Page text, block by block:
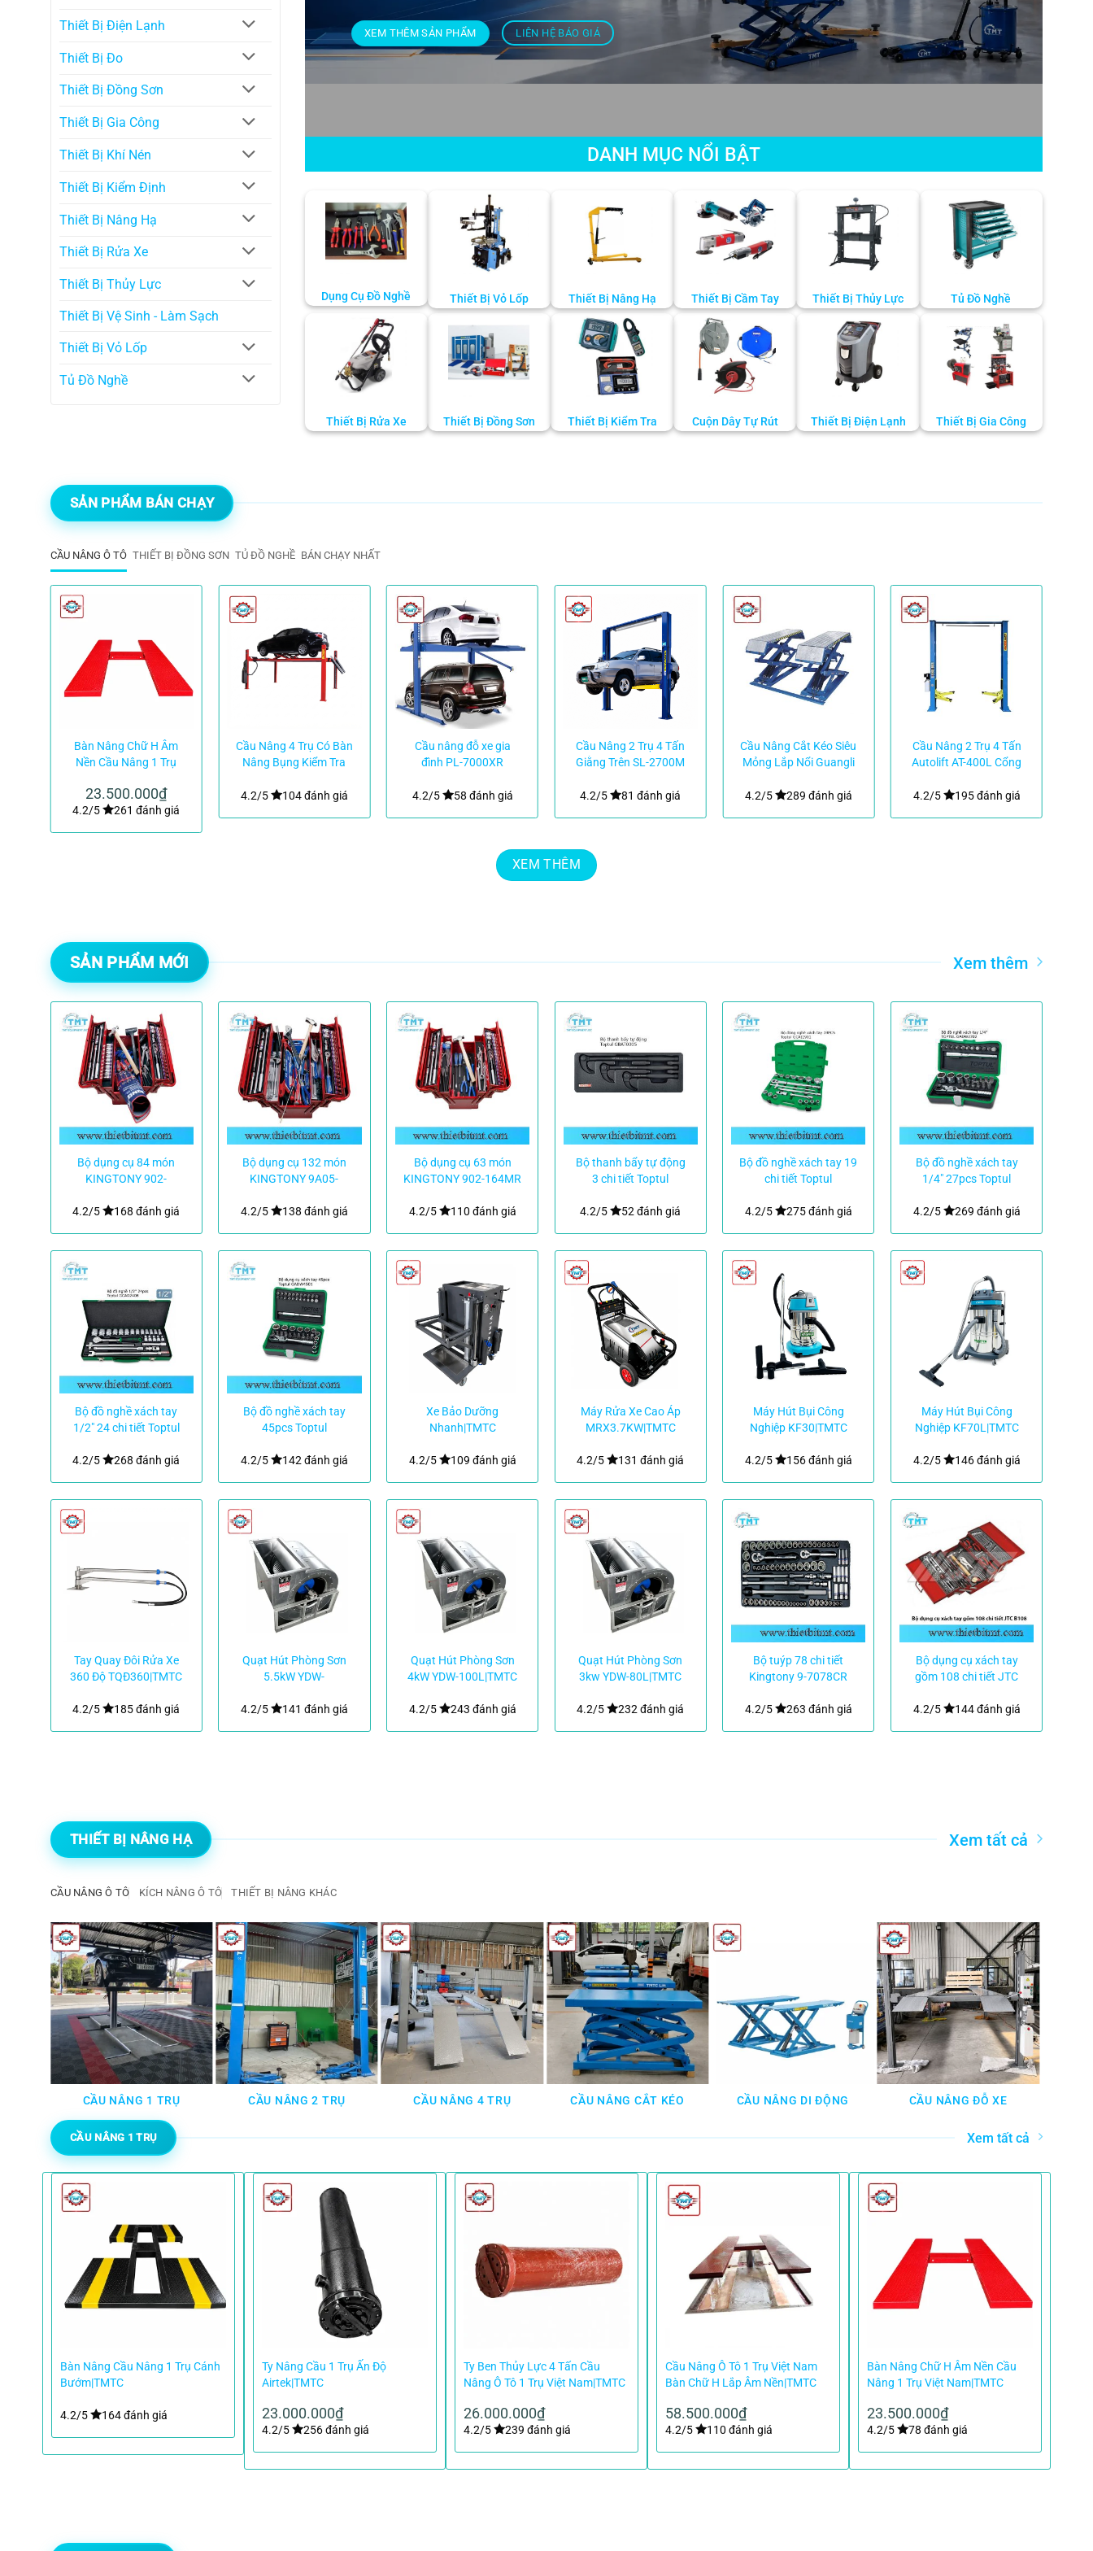
Thiết Bị Điện Lạnh
Thiết Bị Đo
Thiết Bị Đồng Sơn
Thiết Bị Gia Công
Thiết Bị Khí Nén
Thiết Bị Kiểm Định
Thiết Bị Nâng Hạ
Thiết Bị Rửa Xe
Thiết Bị Thủy Lực
Thiết Bị Vệ Sinh - Làm Sạch
Thiết Bị Vỏ Lốp
Tủ Đồ Nghề
XEM THÊM SẢN PHẨM LIÊN HỆ BÁO GIÁ
DANH MỤC NỔI BẬT
Dụng Cụ Đồ Nghề Thiết Bị Vỏ Lốp Thiết Bị Nâng Hạ Thiết Bị Cầm Tay Thiết Bị Thủy Lực Tủ Đồ Nghề
Thiết Bị Rửa Xe Thiết Bị Đồng Sơn Thiết Bị Kiểm Tra Cuộn Dây Tự Rút Thiết Bị Điện Lạnh Thiết Bị Gia Công
SẢN PHẨM BÁN CHẠY
CẦU NÂNG Ô TÔ THIẾT BỊ ĐỒNG SƠN TỦ ĐỒ NGHỀ BÁN CHẠY NHẤT
Bàn Nâng Chữ H Âm
Nền Cầu Nâng 1 Trụ
23.500.000₫
4.2/5 261 đánh giá
Cầu Nâng 4 Trụ Có Bàn
Nâng Bụng Kiểm Tra
LT
4.2/5 104 đánh giá
Cầu nâng đỗ xe gia
đình PL-7000XR
4.2/5 58 đánh giá
Cầu Nâng 2 Trụ 4 Tấn
Giằng Trên SL-2700M
4.2/5
81 đánh giá
Cầu Nâng Cắt Kéo Siêu
Mỏng Lắp Nổi Guangli
4.2/5
289 đánh giá
Cầu Nâng 2 Trụ 4 Tấn
Autolift AT-400L Cổng
4.2/5
195 đánh giá
XEM THÊM
SẢN PHẨM MỚI Xem thêm
Bộ dụng cụ 84 món
KINGTONY 902-
4.2/5
168 đánh giá
Bộ dụng cụ 132 món
KINGTONY 9A05-
4.2/5
138 đánh giá
Bộ dụng cụ 63 món
KINGTONY 902-164MR
4.2/5 110 đánh giá
Bộ thanh bẩy tự động
3 chi tiết Toptul
4.2/5
52 đánh giá
Bộ đồ nghề xách tay 19
chi tiết Toptul
4.2/5
275 đánh giá
Bộ đồ nghề xách tay
1/4″ 27pcs Toptul
4.2/5
269 đánh giá
Bộ đồ nghề xách tay
1/2″ 24 chi tiết Toptul
4.2/5
268 đánh giá
Bộ đồ nghề xách tay
45pcs Toptul
4.2/5
142 đánh giá
Xe Bảo Dưỡng
Nhanh|TMTC
4.2/5 109 đánh giá
Máy Rửa Xe Cao Áp
MRX3.7KW|TMTC
4.2/5 131 đánh giá
Máy Hút Bụi Công
Nghiệp KF30|TMTC
4.2/5 156 đánh giá
Máy Hút Bụi Công
Nghiệp KF70L|TMTC
4.2/5 146 đánh giá
Tay Quay Đôi Rửa Xe
360 Độ TQĐ360|TMTC
4.2/5 185 đánh giá
Quạt Hút Phòng Sơn
5.5kW YDW-
4.2/5
141 đánh giá
Quạt Hút Phòng Sơn
4kW YDW-100L|TMTC
4.2/5 243 đánh giá
Quạt Hút Phòng Sơn
3kw YDW-80L|TMTC
4.2/5 232 đánh giá
Bộ tuýp 78 chi tiết
Kingtony 9-7078CR
4.2/5 263 đánh giá
Bộ dụng cụ xách tay
gồm 108 chi tiết JTC
4.2/5
144 đánh giá
THIẾT BỊ NÂNG HẠ Xem tất cả
CẦU NÂNG Ô TÔ KÍCH NÂNG Ô TÔ THIẾT BỊ NÂNG KHÁC
CẦU NÂNG 1 TRỤ CẦU NÂNG 2 TRỤ CẦU NÂNG 4 TRỤ CẦU NÂNG CẮT KÉO CẦU NÂNG DI ĐỘNG CẦU NÂNG ĐỖ XE
CẦU NÂNG 1 TRỤ Xem tất cả
Bàn Nâng Cầu Nâng 1 Trụ Cánh
Bướm|TMTC
4.2/5 164 đánh giá
Ty Nâng Cầu 1 Trụ Ấn Độ
Airtek|TMTC
23.000.000₫
4.2/5 256 đánh giá
Ty Ben Thủy Lực 4 Tấn Cầu
Nâng Ô Tô 1 Trụ Việt Nam|TMTC
26.000.000₫
4.2/5 239 đánh giá
Cầu Nâng Ô Tô 1 Trụ Việt Nam
Bàn Chữ H Lắp Âm Nền|TMTC
58.500.000₫
4.2/5 110 đánh giá
Bàn Nâng Chữ H Âm Nền Cầu
Nâng 1 Trụ Việt Nam|TMTC
23.500.000₫
4.2/5 78 đánh giá